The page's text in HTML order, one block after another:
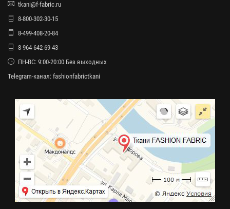
tkani@f-fabric.ru
8-800-302-30-15
8-499-408-20-84
8-964-642-69-43
ПН-ВС: 9:00-20:00 Без выходных
Telegram-канал: fashionfabrictkani